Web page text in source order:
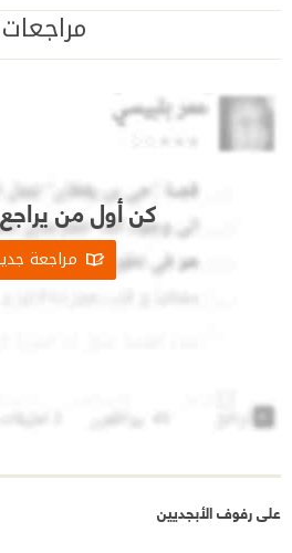
مراجعات
كن أول من
مراجعة
على رفوف الأبجديين